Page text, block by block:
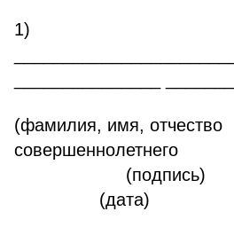
1)
(фамилия, имя, отчество
совершеннолетнего
(подпись)
(дата)